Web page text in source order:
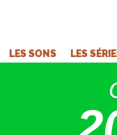
LES SONS LES